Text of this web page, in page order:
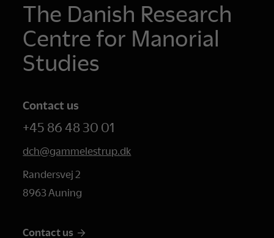
The Danish Research
Centre for Manorial
Studies
Contact us
+45 86 48 30 01
dch@gammelestrup.dk
Randersvej 2
8963 Auning
Contact us